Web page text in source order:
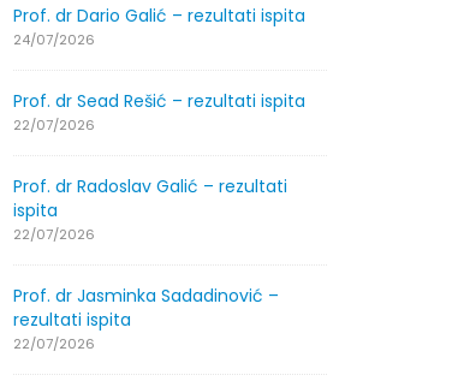
Prof. dr Dario Galić – rezultati ispita
24/07/2026
Prof. dr Sead Rešić – rezultati ispita
22/07/2026
Prof. dr Radoslav Galić – rezultati
ispita
22/07/2026
Prof. dr Jasminka Sadadinović –
rezultati ispita
22/07/2026